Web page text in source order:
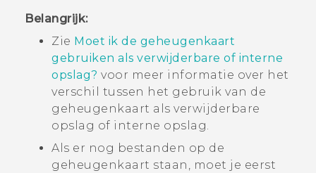
Belangrijk:
Zie Moet ik de geheugenkaart
gebruiken als verwijderbare of interne
opslag? voor meer informatie over het
verschil tussen het gebruik van de
geheugenkaart als verwijderbare
opslag of interne opslag.
Als er nog bestanden op de
geheugenkaart staan, moet je eerst